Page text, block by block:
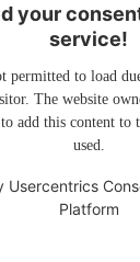
your
service!
permitted to load
The website
add this content to
used.
Usercentrics
Platform